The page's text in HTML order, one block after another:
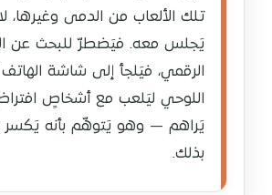
تلك الألعاب من الدمى وغيرها،
يَجلس معه. فيَضطرّ للبحث عن
الرقمي، فيَلجأ إلى شاشة الهاتف
اللوحي ليَلعب مع أشخاصٍ
يَراهم — وهو يَتوهّم بأنه يَكسر
بذلك.